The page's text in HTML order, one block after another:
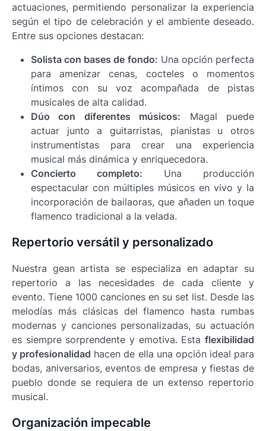
actuaciones, permitiendo personalizar la experiencia
según el tipo de celebración y el ambiente deseado.
Entre sus opciones destacan:
Solista con bases de fondo: Una opción perfecta
para amenizar cenas, cocteles o momentos
íntimos con su voz acompañada de pistas
musicales de alta calidad.
Dúo con diferentes músicos: Magal puede
actuar junto a guitarristas, pianistas u otros
instrumentistas para crear una experiencia
musical más dinámica y enriquecedora.
Concierto completo: Una producción
espectacular con múltiples músicos en vivo y la
incorporación de bailaoras, que añaden un toque
flamenco tradicional a la velada.
Repertorio versátil y personalizado
Nuestra gean artista se especializa en adaptar su
repertorio a las necesidades de cada cliente y
evento. Tiene 1000 canciones en su set list. Desde las
melodías más clásicas del flamenco hasta rumbas
modernas y canciones personalizadas, su actuación
es siempre sorprendente y emotiva. Esta flexibilidad
y profesionalidad hacen de ella una opción ideal para
bodas, aniversarios, eventos de empresa y fiestas de
pueblo donde se requiera de un extenso repertorio
musical.
Organización impecable